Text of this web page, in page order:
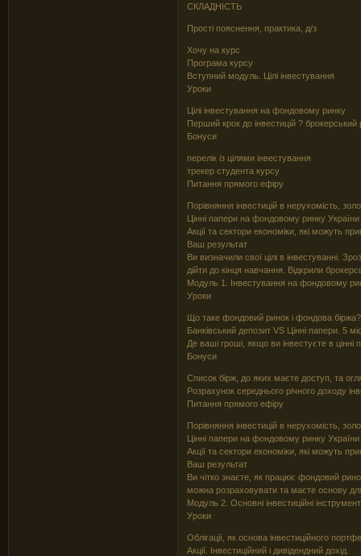
СКЛАДНІСТЬ
Прості пояснення, практика, д/з
Хочу на курс
Програма курсу
Вступний модуль. Цілі інвестування
Уроки
Цілі інвестування на фондовому ринку
Перший крок до інвестицій ? брокерський
Бонуси
перелік із цілями інвестування
трекер студента курсу
Питання прямого ефіру
Порівняння інвестицій в нерухомість,
Цінні папери на фондовому ринку
Акції та сектори економіки, які можуть
Ваш результат
Ви визначили свої цілі в інвестуванні.
дійти до кінця навчання. Відкрили
Модуль 1. Інвестування на фондовому
Уроки
Що таке фондовий ринок і фондова біржа?
Банківський депозит VS Цінні папери. 5
Де ваші гроші, якщо ви інвестуєте в цінні
Бонуси
Список бірж, до яких маєте доступ, та
Розрахунок середнього річного доходу
Питання прямого ефіру
Порівняння інвестицій в нерухомість,
Цінні папери на фондовому ринку
Акції та сектори економіки, які можуть
Ваш результат
Ви чітко знаєте, як працює фондовий
можна розраховувати та маєте основу
Модуль 2. Основні інвестиційні
Уроки
Облігації, як основа інвестиційного
Акції. Інвестиційний і дивідендний дохід.